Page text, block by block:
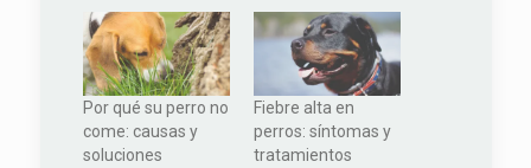
Por qué su perro no
come: causas y
soluciones
Fiebre alta en
perros: síntomas y
tratamientos